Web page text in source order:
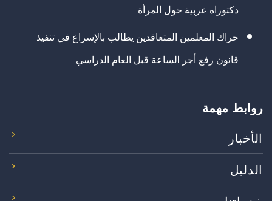
دكتوراه عربية حول المرأة
حراك المعلمين المتعاقدين يطالب بالإسراع في تنفيذ
قانون رفع أجر الساعة قبل العام الدراسي
روابط مهمة
الأخبار
الدليل